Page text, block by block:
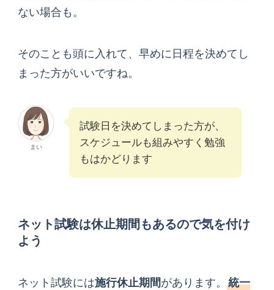
ない場合も。
そのことも頭に入れて、早めに日程を決めてし
まった方がいいですね。
まい
試験日を決めてしまった方が、
スケジュールも組みやすく勉強
もはかどります
ネット試験は休止期間もあるので気を付け
よう
ネット試験には施行休止期間があります。統一